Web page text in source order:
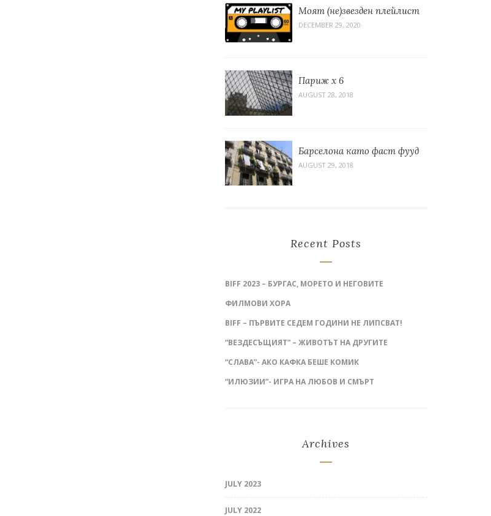
Моят (не)звезден плейлист
DECEMBER 29, 2020
Париж x 6
AUGUST 28, 2018
Барселона като фаст фууд
AUGUST 29, 2018
Recent Posts
BIFF 2023 – БУРГАС, МОРЕТО И НЕГОВИТЕ
ФИЛМОВИ ХОРА
BIFF – ПЪРВИТЕ СЕДЕМ ГОДИНИ НЕ ЛИПСВАТ!
“ВЕЗДЕСЪЩИЯТ” – ЖИВОТЪТ НА ДРУГИТЕ
“СЛАВА”- АКО КАФКА БЕШЕ КОМИК
“ИЛЮЗИИ”- ИГРА НА ЛЮБОВ И СМЪРТ
Archives
JULY 2023
JULY 2022